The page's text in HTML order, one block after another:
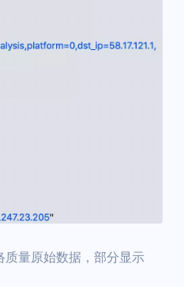
质量原始数据，部分显示